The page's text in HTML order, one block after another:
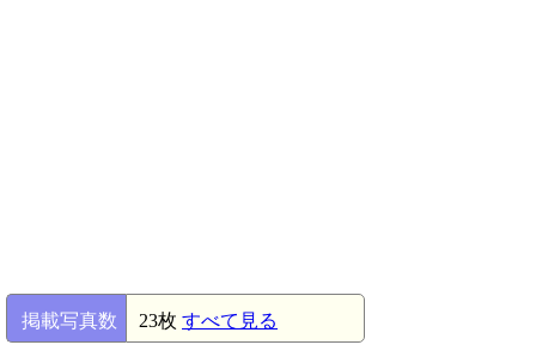
掲載写真数 23枚 すべて見る